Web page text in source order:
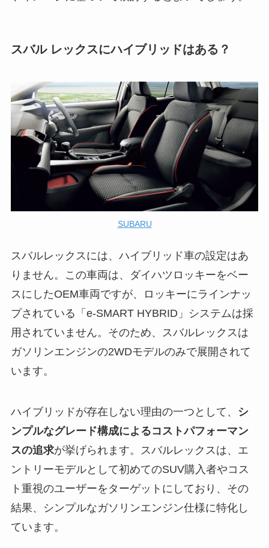
スバル レックスにハイブリッドはある？
SUBARU
スバルレックスには、ハイブリッド車の設定はあ
りません。この車両は、ダイハツロッキーをベー
スにしたOEM車両ですが、ロッキーにラインナッ
プされている「e-SMART HYBRID」システムは採
用されていません。そのため、スバルレックスは
ガソリンエンジンの2WDモデルのみで展開されて
います。
ハイブリッドが存在しない理由の一つとして、
シ
ンプルなグレード構成によるコストパフォーマン
スの追求が挙げられます。スバルレックスは、エ
ントリーモデルとして初めてのSUV購入者やコス
ト重視のユーザーをターゲットにしており、その
結果、シンプルなガソリンエンジン仕様に特化し
ています。